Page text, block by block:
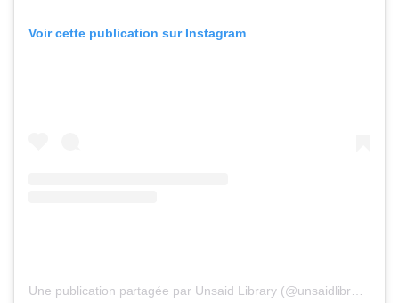
Voir cette publication sur Instagram